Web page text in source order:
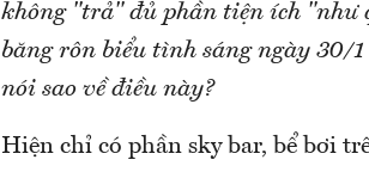
không "trả" đủ phần tiện ích "như
băng rôn biểu tình sáng ngày 30/
nói sao về điều này?
Hiện chỉ có phần sky bar, bể bơi